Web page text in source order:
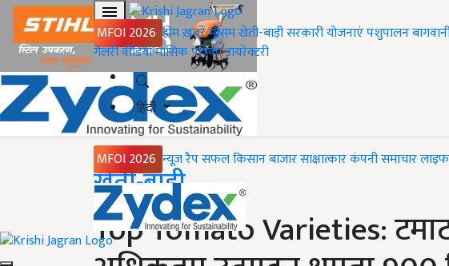
MFOI 2026 होमख़बरेंमौसमखेती-बाड़ीसरकारी योजनाएंपशुपालन
गैलरीवीडियोमासिक पत्रिकाडायरेक्टरी
हिंदी
MFOI 2026 न्यूज़ रैपसफल किसानबाजारसाक्षात्कारकंपनी समाचार
Home
खेती-बाड़ी
Top Tomato Varieties: